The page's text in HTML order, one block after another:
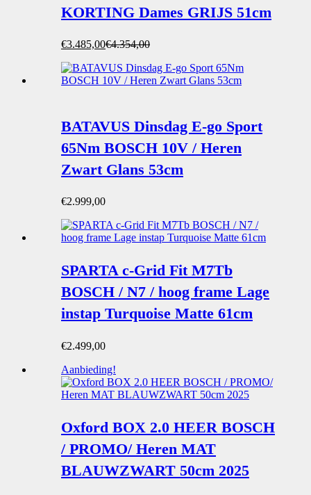
KORTING Dames GRIJS 51cm
Oorspronkelijke
was:
€4.354,00.
€3.485,00Huidige
is:
€3.485,00.
€4.354,00
BATAVUS Dinsdag E-go Sport
65Nm BOSCH 10V / Heren
Zwart Glans 53cm
€2.999,00
SPARTA c-Grid Fit M7Tb
BOSCH / N7 / hoog frame Lage
instap Turquoise Matte 61cm
€2.499,00
Aanbieding!
Oxford BOX 2.0 HEER BOSCH
/ PROMO/ Heren MAT
BLAUWZWART 50cm 2025